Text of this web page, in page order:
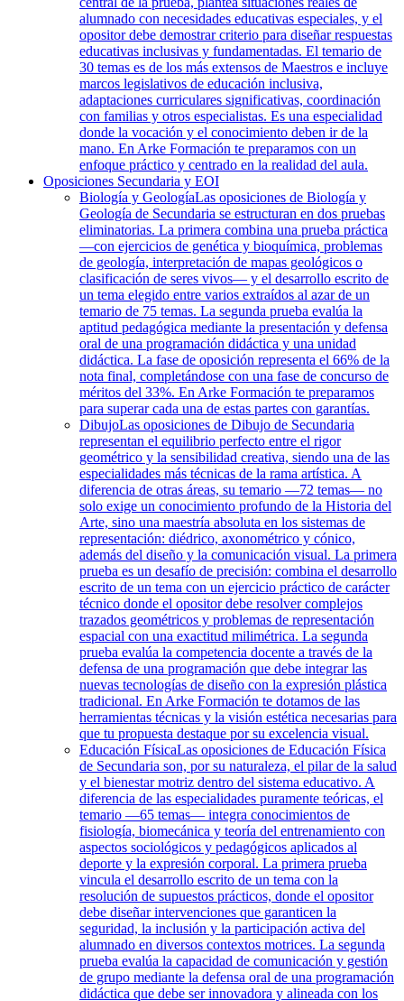
alumnado con necesidades educativas especiales, y el
opositor debe demostrar criterio para diseñar respuestas
educativas inclusivas y fundamentadas. El temario de
30 temas es de los más extensos de Maestros e incluye
marcos legislativos de educación inclusiva,
adaptaciones curriculares significativas, coordinación
con familias y otros especialistas. Es una especialidad
donde la vocación y el conocimiento deben ir de la
mano. En Arke Formación te preparamos con un
enfoque práctico y centrado en la realidad del aula.
Oposiciones Secundaria y EOI
Biología y GeologíaLas oposiciones de Biología y
Geología de Secundaria se estructuran en dos pruebas
eliminatorias. La primera combina una prueba práctica
—con ejercicios de genética y bioquímica, problemas
de geología, interpretación de mapas geológicos o
clasificación de seres vivos— y el desarrollo escrito de
un tema elegido entre varios extraídos al azar de un
temario de 75 temas. La segunda prueba evalúa la
aptitud pedagógica mediante la presentación y defensa
oral de una programación didáctica y una unidad
didáctica. La fase de oposición representa el 66% de la
nota final, completándose con una fase de concurso de
méritos del 33%. En Arke Formación te preparamos
para superar cada una de estas partes con garantías.
DibujoLas oposiciones de Dibujo de Secundaria
representan el equilibrio perfecto entre el rigor
geométrico y la sensibilidad creativa, siendo una de las
especialidades más técnicas de la rama artística. A
diferencia de otras áreas, su temario —72 temas— no
solo exige un conocimiento profundo de la Historia del
Arte, sino una maestría absoluta en los sistemas de
representación: diédrico, axonométrico y cónico,
además del diseño y la comunicación visual. La primera
prueba es un desafío de precisión: combina el desarrollo
escrito de un tema con un ejercicio práctico de carácter
técnico donde el opositor debe resolver complejos
trazados geométricos y problemas de representación
espacial con una exactitud milimétrica. La segunda
prueba evalúa la competencia docente a través de la
defensa de una programación que debe integrar las
nuevas tecnologías de diseño con la expresión plástica
tradicional. En Arke Formación te dotamos de las
herramientas técnicas y la visión estética necesarias para
que tu propuesta destaque por su excelencia visual.
Educación FísicaLas oposiciones de Educación Física
de Secundaria son, por su naturaleza, el pilar de la salud
y el bienestar motriz dentro del sistema educativo. A
diferencia de las especialidades puramente teóricas, el
temario —65 temas— integra conocimientos de
fisiología, biomecánica y teoría del entrenamiento con
aspectos sociológicos y pedagógicos aplicados al
deporte y la expresión corporal. La primera prueba
vincula el desarrollo escrito de un tema con la
resolución de supuestos prácticos, donde el opositor
debe diseñar intervenciones que garanticen la
seguridad, la inclusión y la participación activa del
alumnado en diversos contextos motrices. La segunda
prueba evalúa la capacidad de comunicación y gestión
de grupo mediante la defensa oral de una programación
didáctica que debe ser innovadora y alineada con los